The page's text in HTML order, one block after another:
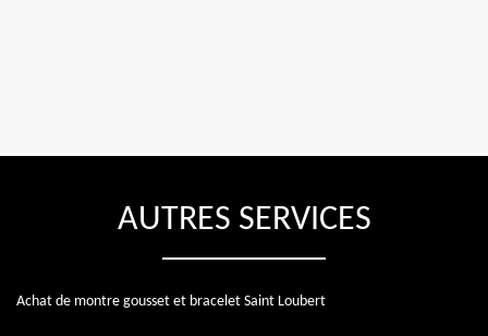
AUTRES SERVICES
Achat de montre gousset et bracelet Saint Loubert